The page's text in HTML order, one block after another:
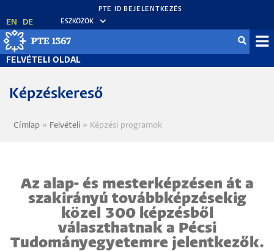
tartalomra
EN DE ESZKÖZÖK
FELVÉTELI OLDAL
Képzéskereső
Morzsa
Címlap Felvételi Képzési programok
Az alap- és mesterképzésen át a
szakirányú továbbképzésekig
közel 300 képzésből
választhatnak a Pécsi
Tudományegyetemre jelentkezők.